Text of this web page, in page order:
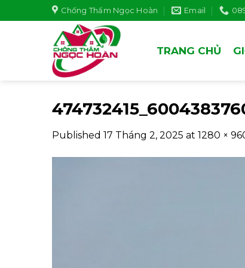
to
Chống Thấm Ngọc Hoàn Email
TRANG CHỦ
Published 17 Tháng 2, 2025 at 1280 ×